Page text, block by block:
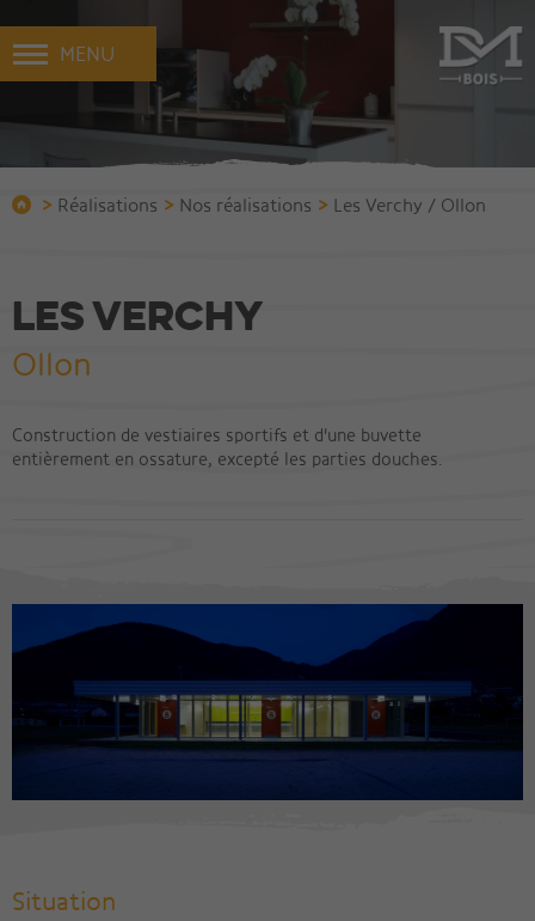
MENU
> Réalisations > Nos réalisations > Les Verchy / Ollon
Les Verchy
Ollon
Construction de vestiaires sportifs et d'une buvette
entièrement en ossature, excepté les parties douches.
Situation